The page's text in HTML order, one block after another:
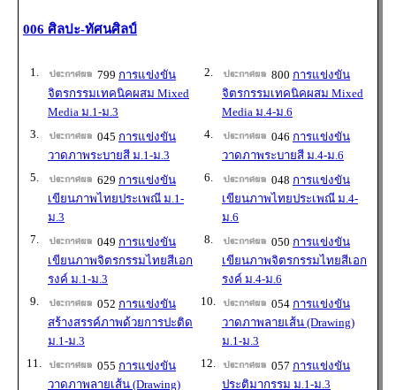
006 ศิลปะ-ทัศนศิลป์
1. 799 การแข่งขัน
จิตรกรรมเทคนิคผสม Mixed
Media ม.1-ม.3
2. 800 การแข่งขัน
จิตรกรรมเทคนิคผสม Mixed
Media ม.4-ม.6
3.
045 การแข่งขัน
วาดภาพระบายสี ม.1-ม.3
4. 046 การแข่งขัน
วาดภาพระบายสี ม.4-ม.6
5.
629 การแข่งขัน
เขียนภาพไทยประเพณี ม.1-
ม.3
6. 048 การแข่งขัน
เขียนภาพไทยประเพณี ม.4-
ม.6
7.
049 การแข่งขัน
เขียนภาพจิตรกรรมไทยสีเอก
รงค์ ม.1-ม.3
8. 050 การแข่งขัน
เขียนภาพจิตรกรรมไทยสีเอก
รงค์ ม.4-ม.6
9.
052 การแข่งขัน
สร้างสรรค์ภาพด้วยการปะติด
ม.1-ม.3
10. 054 การแข่งขัน
วาดภาพลายเส้น (Drawing)
ม.1-ม.3
11.
055 การแข่งขัน
วาดภาพลายเส้น (Drawing)
12. 057 การแข่งขัน
ประติมากรรม ม.1-ม.3